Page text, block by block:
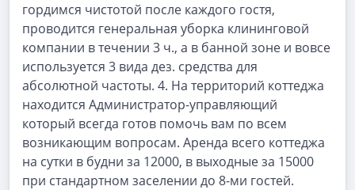
гордимся чистотой после каждого гостя,
проводится генеральная уборка клининговой
компании в течении 3 ч., а в банной зоне и вовсе
используется 3 вида дез. средства для
абсолютной частоты. 4. На территорий коттеджа
находится Администратор-управляющий
который всегда готов помочь вам по всем
возникающим вопросам. Аренда всего коттеджа
на сутки в будни за 12000, в выходные за 15000
при стандартном заселении до 8-ми гостей.